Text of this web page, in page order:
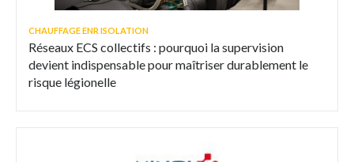
CHAUFFAGE ENR ISOLATION
Réseaux ECS collectifs : pourquoi la supervision
devient indispensable pour maîtriser durablement le
risque légionelle